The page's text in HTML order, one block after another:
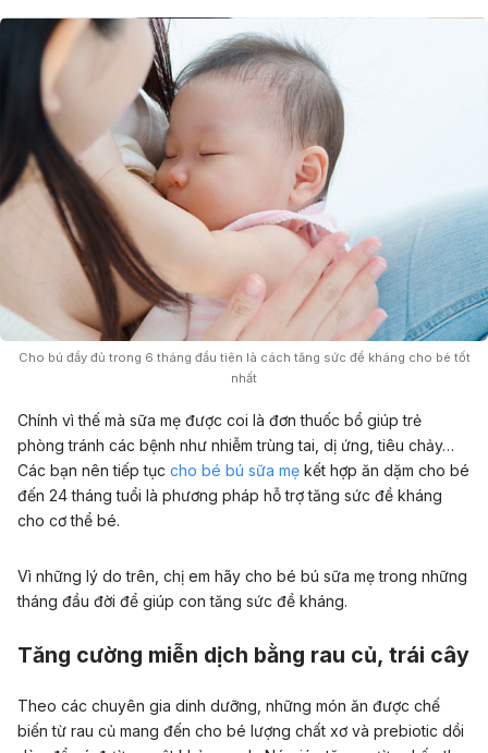
Cho bú đầy đủ trong 6 tháng đầu tiên là cách tăng sức đề kháng cho bé tốt
nhất
Chính vì thế mà sữa mẹ được coi là đơn thuốc bổ giúp trẻ
phòng tránh các bệnh như nhiễm trùng tai, dị ứng, tiêu chảy…
Các bạn nên tiếp tục cho bé bú sữa mẹ kết hợp ăn dặm cho bé
đến 24 tháng tuổi là phương pháp hỗ trợ tăng sức đề kháng
cho cơ thể bé.
Vì những lý do trên, chị em hãy cho bé bú sữa mẹ trong những
tháng đầu đời để giúp con tăng sức đề kháng.
Tăng cường miễn dịch bằng rau củ, trái cây
Theo các chuyên gia dinh dưỡng, những món ăn được chế
biến từ rau củ mang đến cho bé lượng chất xơ và prebiotic dồi